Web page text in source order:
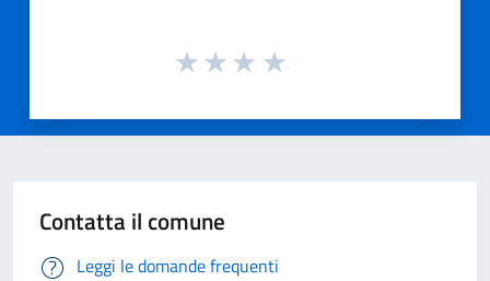
Contatta il comune
Leggi le domande frequenti